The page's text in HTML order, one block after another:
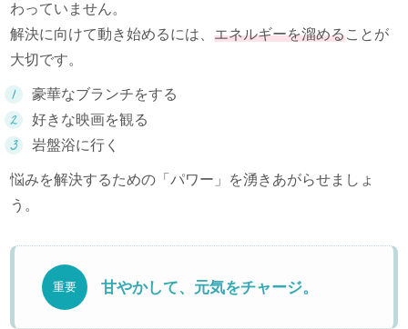
わっていません。
解決に向けて動き始めるには、 エネルギーを溜めることが
大切です。
豪華なブランチをする
好きな映画を観る
岩盤浴に行く
悩みを解決するための「パワー」を湧きあがらせましょ
う。
重要 甘やかして、元気をチャージ。